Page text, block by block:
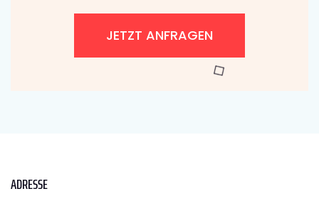
JETZT ANFRAGEN
ADRESSE